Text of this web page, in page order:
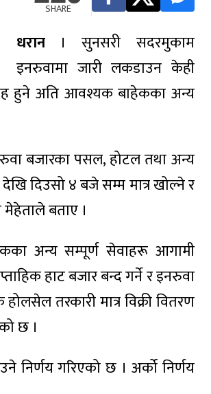
SHARE
धरान । सुनसरी सदरमुकाम
इनरुवामा जारी लकडाउन केही
हुने अति आवश्यक बाहेकका अन्य
बजारका पसल, होटल तथा अन्य
दिउसो ४ बजे सम्म मात्र खोल्ने र
मेहेताले बताए ।
अन्य सम्पूर्ण सेवाहरू आगामी
हाट बजार बन्द गर्ने र इनरुवा
तरकारी मात्र विक्री वितरण
छ ।
निर्णय गरिएको छ । अर्को निर्णय